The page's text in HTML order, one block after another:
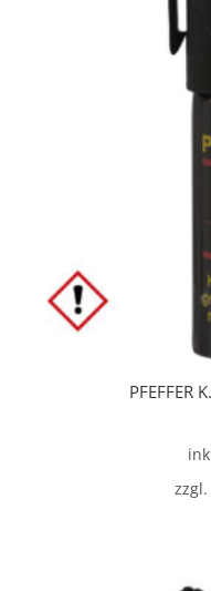
PFEFFER
zzgl.